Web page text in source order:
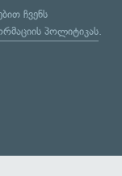
ჩვენს
პოლიტიკას.